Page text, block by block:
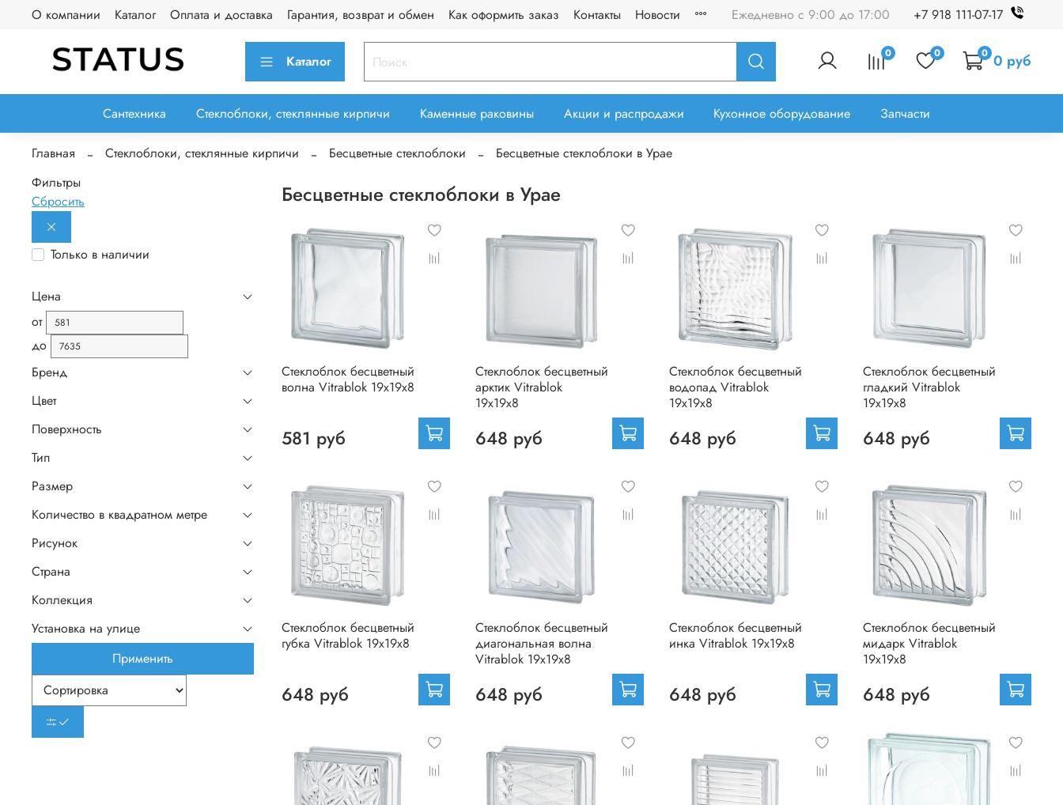
О компании Каталог Оплата и доставка Гарантия, возврат и обмен Как оформить заказ Контакты Новости Ежедневно с 9:00 до 17:00 +7 918 111-07-17
Каталог 0 0 0 0 руб
Сантехника Стеклоблоки, стеклянные кирпичи Каменные раковины Акции и распродажи Кухонное оборудование Запчасти
Главная Стеклоблоки, стеклянные кирпичи Бесцветные стеклоблоки Бесцветные стеклоблоки в Урае
Бесцветные стеклоблоки в Урае
Стеклоблок бесцветный
волна Vitrablok 19х19х8
581 руб
Стеклоблок бесцветный
арктик Vitrablok
19х19х8
648 руб
Стеклоблок бесцветный
водопад Vitrablok
19х19х8
648 руб
Стеклоблок бесцветный
гладкий Vitrablok
19х19х8
648 руб
Стеклоблок бесцветный
губка Vitrablok 19х19х8
648 руб
Стеклоблок бесцветный
диагональная волна
Vitrablok 19х19х8
648 руб
Стеклоблок бесцветный
инка Vitrablok 19х19х8
648 руб
Стеклоблок бесцветный
мидарк Vitrablok
19х19х8
648 руб
Фильтры
Сбросить
Только в наличии
Цена
от
до
Бренд
Цвет
Поверхность
Тип
Размер
Количество в квадратном метре
Рисунок
Страна
Коллекция
Установка на улице
Применить